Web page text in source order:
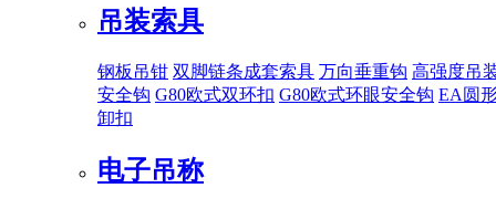
吊装索具
钢板吊钳 双脚链条成套索具 万向垂重钩 高强度吊
安全钩 G80欧式双环扣 G80欧式环眼安全钩 EA圆
卸扣
电子吊称